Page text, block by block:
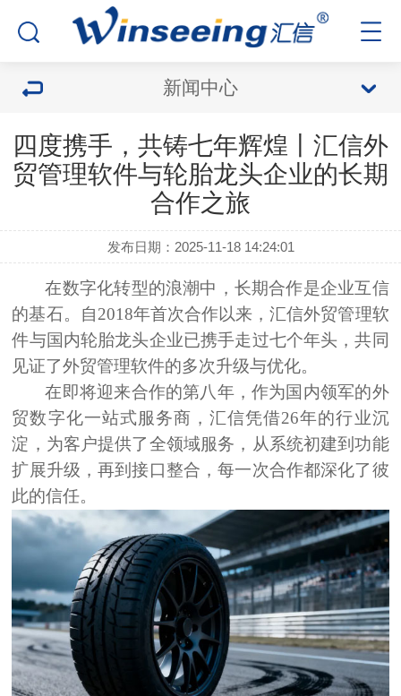
新闻中心
四度携手，共铸七年辉煌丨汇信外
贸管理软件与轮胎龙头企业的长期
合作之旅
发布日期：2025-11-18 14:24:01
在数字化转型的浪潮中，长期合作是企业互信
的基石。自2018年首次合作以来，汇信外贸管理软
件与国内轮胎龙头企业已携手走过七个年头 ，共同
见证了外贸管理软件的多次升级与优化。
在即将迎来合作的第八年，作为国内领军的外
贸数字化一站式服务商，汇信凭借26年的行业沉
淀，为客户提供了全领域服务，从系统初建到功能
扩展升级，再到接口整合，每一次合作都深化了彼
此的信任。